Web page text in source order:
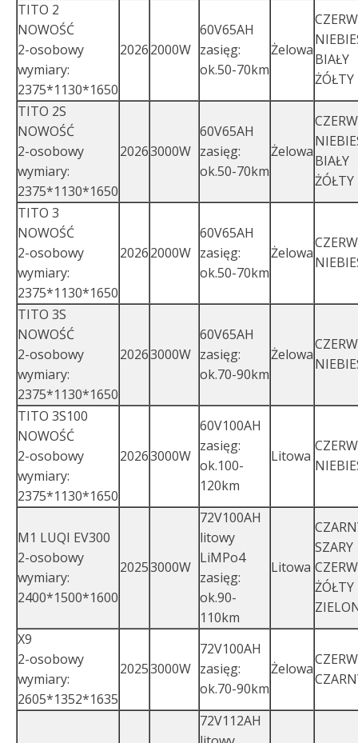
TITO 2
NOWOŚĆ
2-osobowy
wymiary:
2375*1130*1650
20262000W
60V65AH
zasięg:
ok.50-70km
Żelowa
BIAŁY
ŻÓŁTY
TITO 2S
NOWOŚĆ
2-osobowy
wymiary:
2375*1130*1650
20263000W
60V65AH
zasięg:
ok.50-70km
Żelowa
BIAŁY
ŻÓŁTY
TITO 3
NOWOŚĆ
2-osobowy
wymiary:
2375*1130*1650
20262000W
60V65AH
zasięg:
ok.50-70km
Żelowa
TITO 3S
NOWOŚĆ
2-osobowy
wymiary:
2375*1130*1650
20263000W
60V65AH
zasięg:
ok.70-90km
Żelowa
TITO 3S100
NOWOŚĆ
2-osobowy
wymiary:
2375*1130*1650
20263000W
60V100AH
zasięg:
ok.100-
120km
Litowa
M1 LUQI EV300
2-osobowy
wymiary:
2400*1500*1600
20253000W
72V100AH
litowy
LiMPo4
zasięg:
ok.90-
110km
Litowa
SZARY
ŻÓŁTY
X9
2-osobowy
wymiary:
2605*1352*1635
20253000W
72V100AH
zasięg:
ok.70-90km
Żelowa
72V112AH